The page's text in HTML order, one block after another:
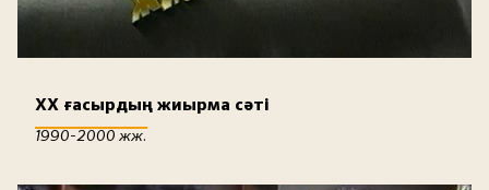
XX ғасырдың жиырма сәті
1990-2000 жж.